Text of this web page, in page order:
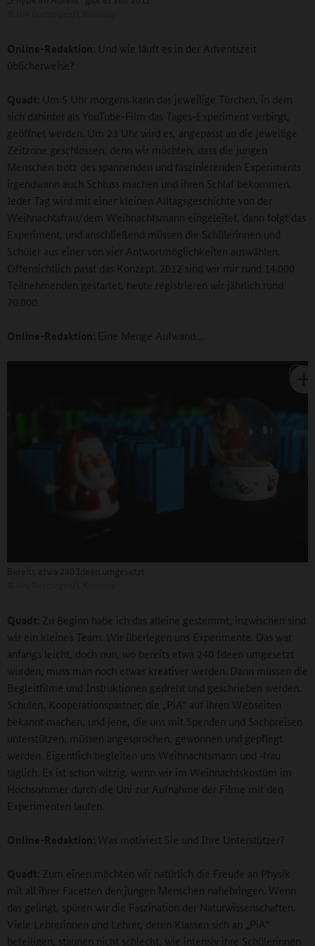
Online-Redaktion: Und wie läuft es in der Adventszeit
üblicherweise?
Quadt: Um 5 Uhr morgens kann das jeweilige Türchen, in dem
sich dahinter als YouTube-Film das Tages-Experiment verbirgt,
geöffnet werden. Um 23 Uhr wird es, angepasst an die jeweilige
Zeitzone geschlossen, denn wir möchten, dass die jungen
Menschen trotz des spannenden und faszinierenden Experiments
irgendwann auch Schluss machen und ihren Schlaf bekommen.
Jeder Tag wird mit einer kleinen Alltagsgeschichte von der
Weihnachtsfrau/dem Weihnachtsmann eingeleitet, dann folgt das
Experiment, und anschließend müssen die Schülerinnen und
Schüler aus einer von vier Antwortmöglichkeiten auswählen.
Offensichtlich passt das Konzept. 2012 sind wir mir rund 14.000
Teilnehmenden gestartet, heute registrieren wir jährlich rund
70.000.
Online-Redaktion: Eine Menge Aufwand…
Quadt: Zu Beginn habe ich das alleine gestemmt, inzwischen sind
wir ein kleines Team. Wir überlegen uns Experimente. Das war
anfangs leicht, doch nun, wo bereits etwa 240 Ideen umgesetzt
wurden, muss man noch etwas kreativer werden. Dann müssen die
Begleitfilme und Instruktionen gedreht und geschrieben werden.
Schulen, Kooperationspartner, die „PiA“ auf ihren Webseiten
bekannt machen, und jene, die uns mit Spenden und Sachpreisen
unterstützen, müssen angesprochen, gewonnen und gepflegt
werden. Eigentlich begleiten uns Weihnachtsmann und ‑frau
täglich. Es ist schon witzig, wenn wir im Weihnachtskostüm im
Hochsommer durch die Uni zur Aufnahme der Filme mit den
Experimenten laufen.
Online-Redaktion: Was motiviert Sie und Ihre Unterstützer?
Quadt: Zum einen möchten wir natürlich die Freude an Physik
mit all ihrer Facetten den jungen Menschen nahebringen. Wenn
das gelingt, spüren wir die Faszination der Naturwissenschaften.
Viele Lehrerinnen und Lehrer, deren Klassen sich an „PiA“
beteiligen, staunen nicht schlecht, wie intensiv ihre Schülerinnen